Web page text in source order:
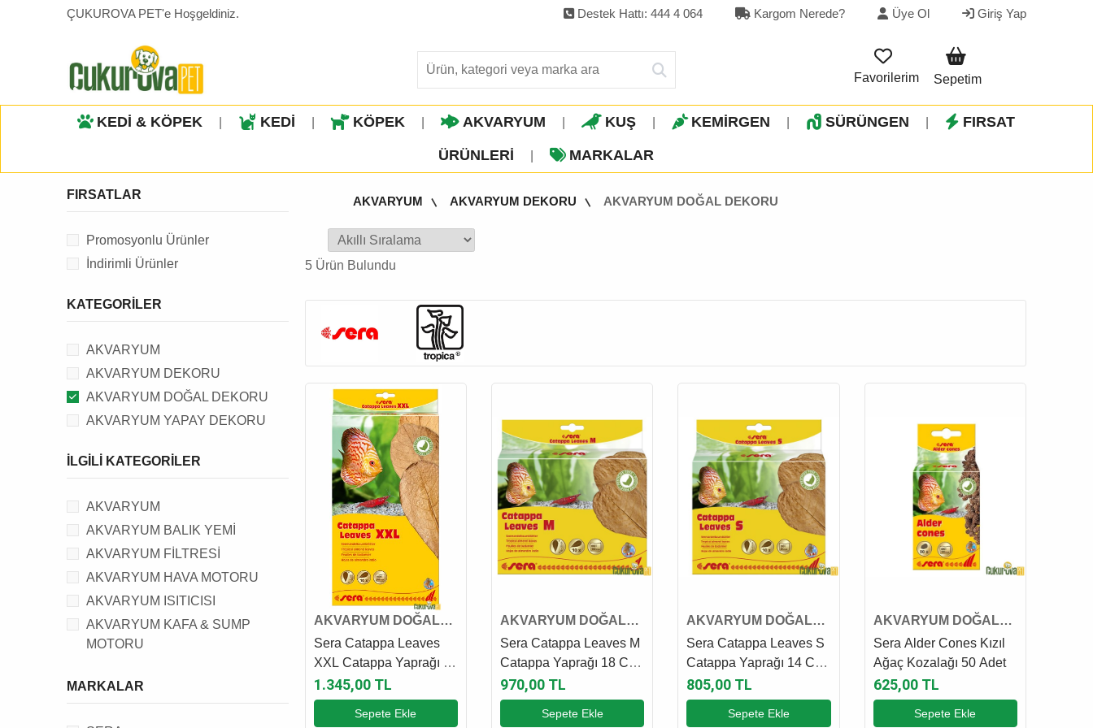
ÇUKUROVA PET'e Hoşgeldiniz. Destek Hattı: 444 4 064 Kargom Nerede? Üye Ol Giriş Yap
Favorilerim Sepetim
KEDİ & KÖPEK KEDİ KÖPEK AKVARYUM KUŞ KEMİRGEN SÜRÜNGEN FIRSAT
ÜRÜNLERI MARKALAR
AKVARYUM AKVARYUM DEKORU AKVARYUM DOĞAL DEKORU
5 Ürün Bulundu
AKVARYUM DOĞAL
DEKORU
Sera Catappa Leaves
XXL Catappa Yaprağı 32
Cm / 10 Adet
1.345,00 TL
Sepete Ekle
AKVARYUM DOĞAL
DEKORU
Sera Catappa Leaves M
Catappa Yaprağı 18 Cm
/ 10 Adet
970,00 TL
Sepete Ekle
AKVARYUM DOĞAL
DEKORU
Sera Catappa Leaves S
Catappa Yaprağı 14 Cm
/ 10 Adet
805,00 TL
Sepete Ekle
AKVARYUM DOĞAL
DEKORU
Sera Alder Cones Kızıl
Ağaç Kozalağı 50 Adet
625,00 TL
Sepete Ekle
FIRSATLAR
Promosyonlu Ürünler
İndirimli Ürünler
KATEGORILER
AKVARYUM
AKVARYUM DEKORU
AKVARYUM DOĞAL DEKORU
AKVARYUM YAPAY DEKORU
İLGILI KATEGORILER
AKVARYUM
AKVARYUM BALIK YEMİ
AKVARYUM FİLTRESİ
AKVARYUM HAVA MOTORU
AKVARYUM ISITICISI
AKVARYUM KAFA & SUMP
MOTORU
AKVARYUM OTOMATİK YEM
MARKALAR